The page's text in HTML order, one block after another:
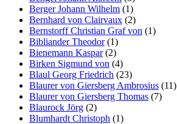
Berger Johann Wilhelm (1)
Bernhard von Clairvaux (2)
Bernstorff Christian Graf von (1)
Bibliander Theodor(1)
Bienemann Kaspar(2)
Birken Sigmund von (4)
Blaul Georg Friedrich (23)
Blaurer von Giersberg Ambrosius (11)
Blaurer von Giersberg Thomas (7)
Blaurock Jörg (2)
Blumhardt Christoph (1)